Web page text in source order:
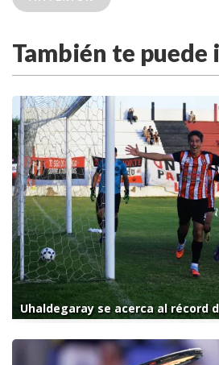
También te puede
Uhaldegaray se acerca al récord